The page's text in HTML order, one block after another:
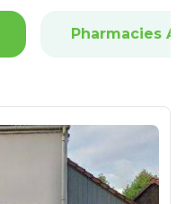
Pharmacies